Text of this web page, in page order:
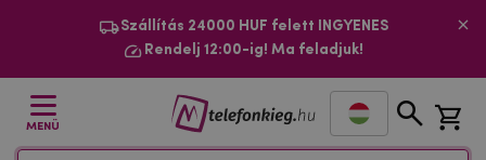
Szállítás 24000 HUF felett INGYENES
Rendelj 12:00-ig! Ma feladjuk!
MENÜ